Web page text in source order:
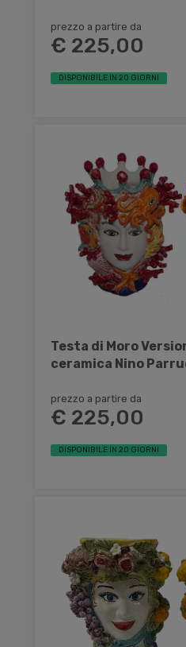
prezzo a partire da
€ 225,00
DISPONIBILE IN 20 GIORNI
Testa di Moro
ceramica Nino
prezzo a partire da
€ 225,00
DISPONIBILE IN 20 GIORNI